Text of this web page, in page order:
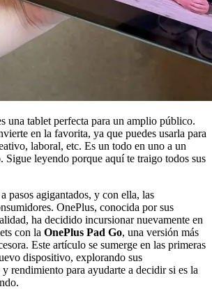
una tablet perfecta para un amplio público.
en la favorita, ya que puedes usarla para
laboral, etc. Es un todo en uno a un
Sigue leyendo porque aquí te traigo todos sus
pasos agigantados, y con ella, las
OnePlus, conocida por sus
ha decidido incursionar nuevamente en
con la OnePlus Pad Go, una versión más
Este artículo se sumerge en las primeras
dispositivo, explorando sus
rendimiento para ayudarte a decidir si es la